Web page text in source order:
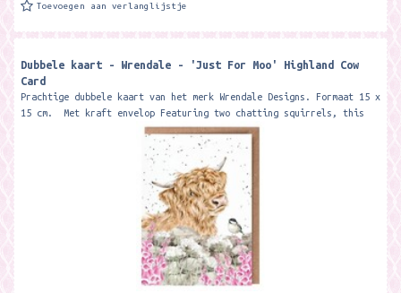
Toevoegen aan verlanglijstje
Dubbele kaart - Wrendale - 'Just For Moo' Highland Cow
Card
Prachtige dubbele kaart van het merk Wrendale Designs. Formaat 15 x
15 cm. Met kraft envelop Featuring two chatting squirrels, this